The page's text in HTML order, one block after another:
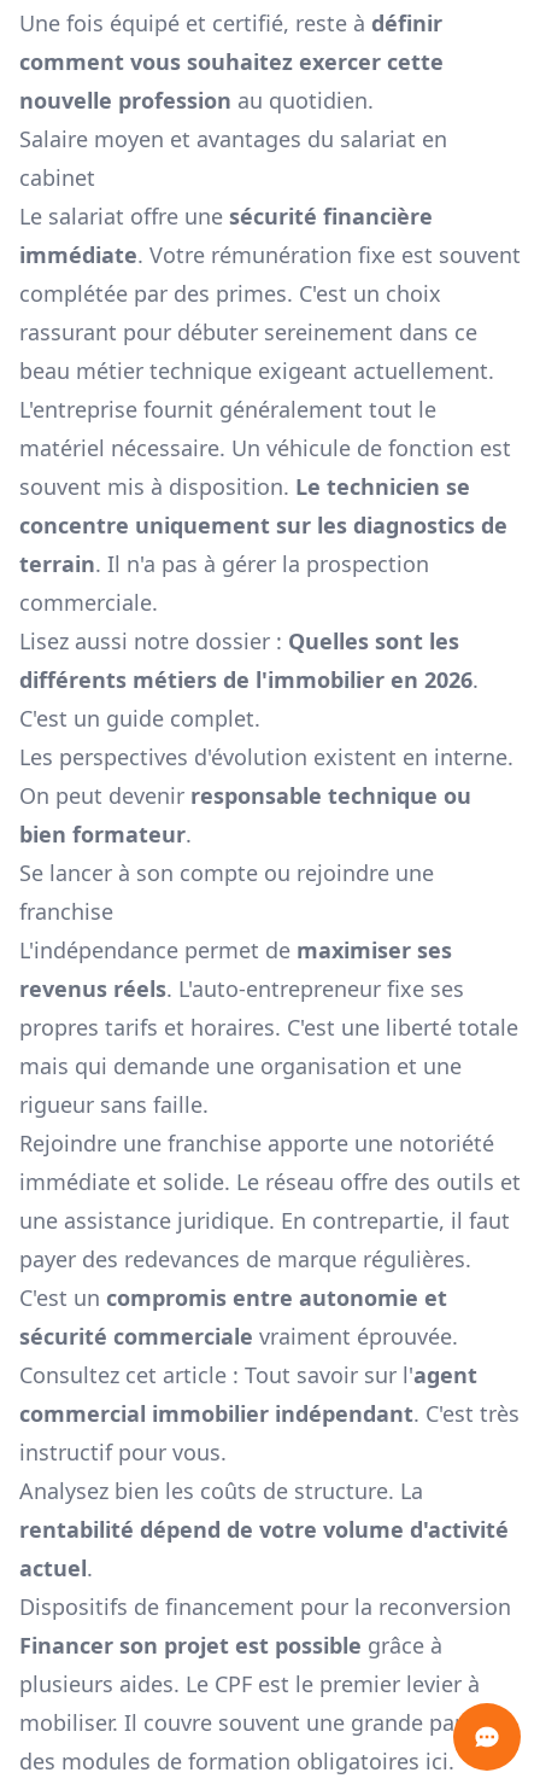
Une fois équipé et certifié, reste à définir
comment vous souhaitez exercer cette
nouvelle profession au quotidien.
Salaire moyen et avantages du salariat en
cabinet
Le salariat offre une sécurité financière
immédiate. Votre rémunération fixe est souvent
complétée par des primes. C'est un choix
rassurant pour débuter sereinement dans ce
beau métier technique exigeant actuellement.
L'entreprise fournit généralement tout le
matériel nécessaire. Un véhicule de fonction est
souvent mis à disposition. Le technicien se
concentre uniquement sur les diagnostics de
terrain. Il n'a pas à gérer la prospection
commerciale.
Lisez aussi notre dossier : Quelles sont les
différents métiers de l'immobilier en 2026.
C'est un guide complet.
Les perspectives d'évolution existent en interne.
On peut devenir responsable technique ou
bien formateur.
Se lancer à son compte ou rejoindre une
franchise
L'indépendance permet de maximiser ses
revenus réels. L'auto-entrepreneur fixe ses
propres tarifs et horaires. C'est une liberté totale
mais qui demande une organisation et une
rigueur sans faille.
Rejoindre une franchise apporte une notoriété
immédiate et solide. Le réseau offre des outils et
une assistance juridique. En contrepartie, il faut
payer des redevances de marque régulières.
C'est un compromis entre autonomie et
sécurité commerciale vraiment éprouvée.
Consultez cet article : Tout savoir sur l'agent
commercial immobilier indépendant. C'est très
instructif pour vous.
Analysez bien les coûts de structure. La
rentabilité dépend de votre volume d'activité
actuel.
Dispositifs de financement pour la reconversion
Financer son projet est possible grâce à
plusieurs aides. Le CPF est le premier levier à
mobiliser. Il couvre souvent une grande partie
des modules de formation obligatoires ici.